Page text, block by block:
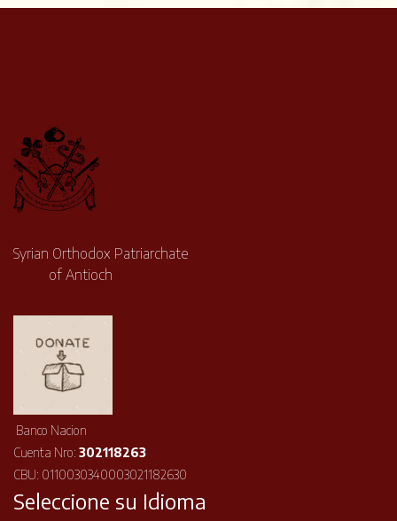
Syrian Orthodox Patriarchate
of Antioch
Banco Nacion
Cuenta Nro: 302118263
CBU: 0110030340003021182630
Seleccione su Idioma